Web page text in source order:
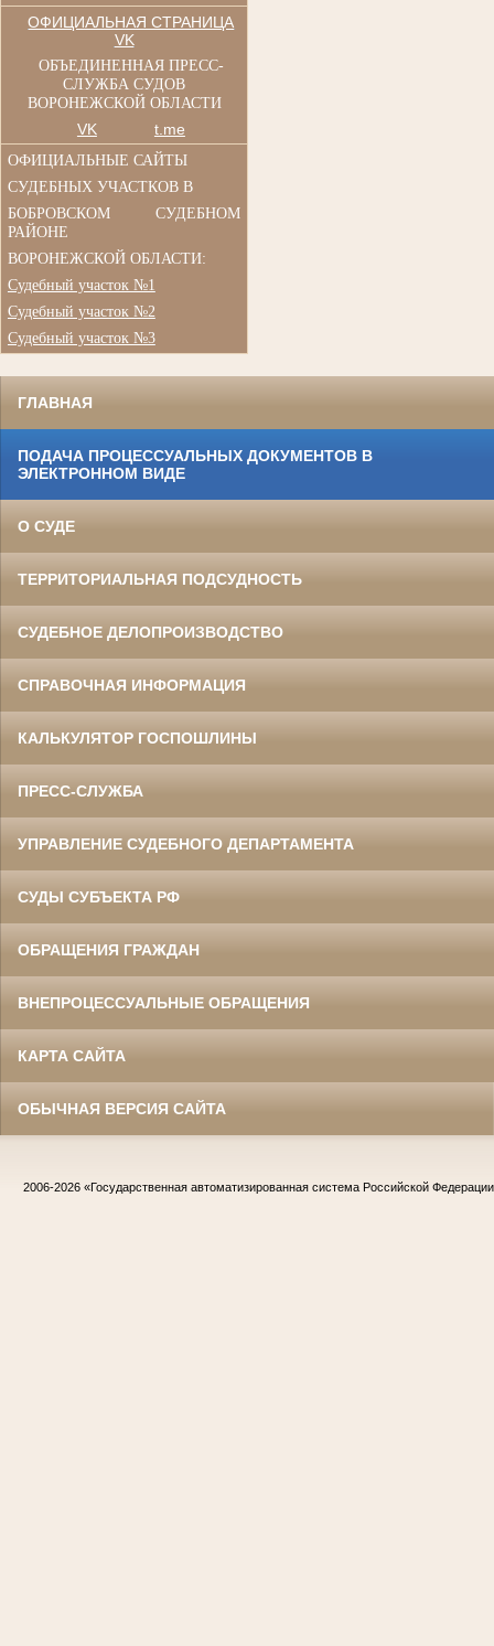
ОФИЦИАЛЬНАЯ СТРАНИЦА
VK
ОБЪЕДИНЕННАЯ ПРЕСС-
СЛУЖБА СУДОВ
ВОРОНЕЖСКОЙ ОБЛАСТИ
VK t.me
ОФИЦИАЛЬНЫЕ САЙТЫ
СУДЕБНЫХ УЧАСТКОВ В
БОБРОВСКОМ СУДЕБНОМ
РАЙОНЕ
ВОРОНЕЖСКОЙ ОБЛАСТИ:
Судебный участок №1
Судебный участок №2
Судебный участок №3
ГЛАВНАЯ
ПОДАЧА ПРОЦЕССУАЛЬНЫХ ДОКУМЕНТОВ В
ЭЛЕКТРОННОМ ВИДЕ
О СУДЕ
ТЕРРИТОРИАЛЬНАЯ ПОДСУДНОСТЬ
СУДЕБНОЕ ДЕЛОПРОИЗВОДСТВО
СПРАВОЧНАЯ ИНФОРМАЦИЯ
КАЛЬКУЛЯТОР ГОСПОШЛИНЫ
ПРЕСС-СЛУЖБА
УПРАВЛЕНИЕ СУДЕБНОГО ДЕПАРТАМЕНТА
СУДЫ СУБЪЕКТА РФ
ОБРАЩЕНИЯ ГРАЖДАН
ВНЕПРОЦЕССУАЛЬНЫЕ ОБРАЩЕНИЯ
КАРТА САЙТА
ОБЫЧНАЯ ВЕРСИЯ САЙТА
2006-2026 «Государственная автоматизированная система Российской